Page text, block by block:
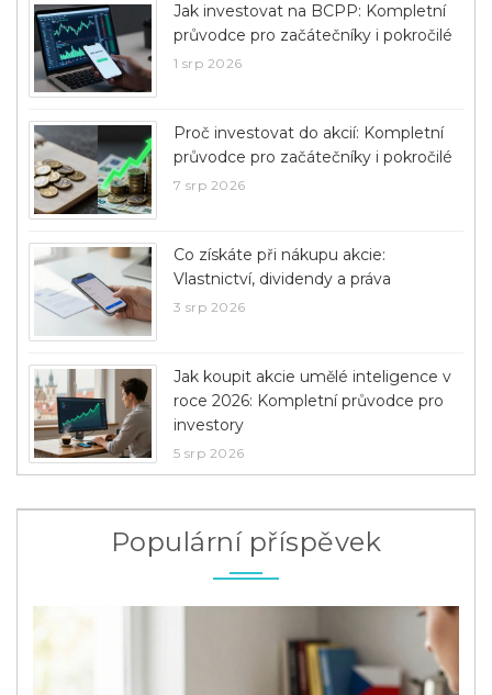
Jak investovat na BCPP: Kompletní
průvodce pro začátečníky i pokročilé
1 srp 2026
Proč investovat do akcií: Kompletní
průvodce pro začátečníky i pokročilé
7 srp 2026
Co získáte při nákupu akcie:
Vlastnictví, dividendy a práva
3 srp 2026
Jak koupit akcie umělé inteligence v
roce 2026: Kompletní průvodce pro
investory
5 srp 2026
Populární příspěvek